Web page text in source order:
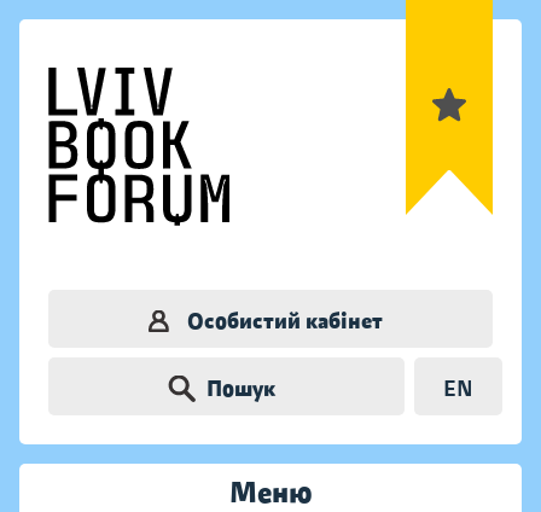
Особистий кабінет
Пошук EN
Меню